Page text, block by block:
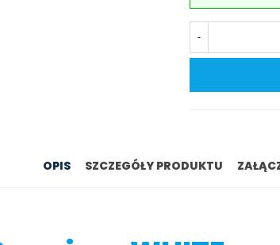
-
OPIS SZCZEGÓŁY PRODUKTU